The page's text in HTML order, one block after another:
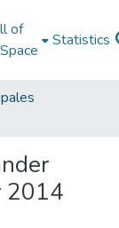
of
Statistics
2014